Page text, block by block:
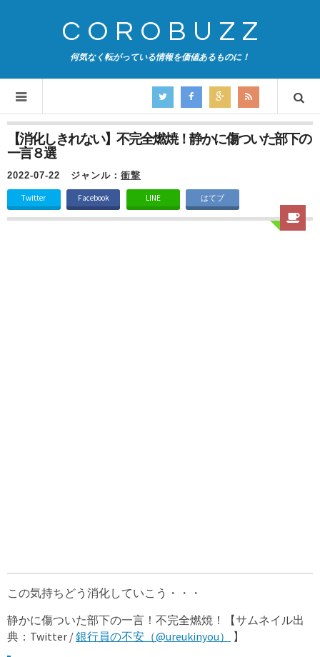
COROBUZZ
何気なく転がっている情報を価値あるものに！
【消化しきれない】不完全燃焼！静かに傷ついた部下の
一言８選
2022-07-22 ジャンル： 衝撃
Twitter Facebook LINE はてブ
この気持ちどう消化していこう・・・
静かに傷ついた部下の一言！不完全燃焼！【サムネイル出
典：Twitter /銀行員の不安（@ureukinyou） 】